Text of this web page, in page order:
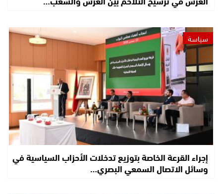
سياسة
إجراء القرعة الخاصة بتوزيع تدخلات الأحزاب السياسية في
وسائل الاتصال السمعي البصري…